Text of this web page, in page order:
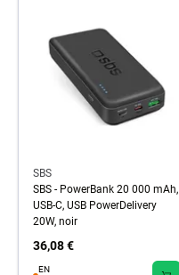
SBS
SBS - PowerBank 20 000 mAh,
USB-C, USB PowerDelivery
20W, noir
36,08 €
EN